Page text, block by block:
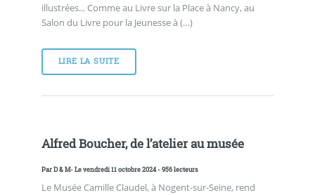
illustrées... Comme au Livre sur la Place à Nancy, au
Salon du Livre pour la Jeunesse à (…)
LIRE LA SUITE
Alfred Boucher, de l’atelier au musée
ParD & M- Le vendredi 11 octobre 2024 - 956 lecteurs
Le Musée Camille Claudel, à Nogent-sur-Seine, rend